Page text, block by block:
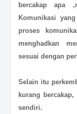
bercakap apa
Komunikasi
proses
menghadkan
sesuai dengan
Selain itu
kurang
sendiri.